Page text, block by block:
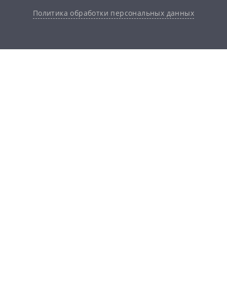
Политика обработки персональных данных